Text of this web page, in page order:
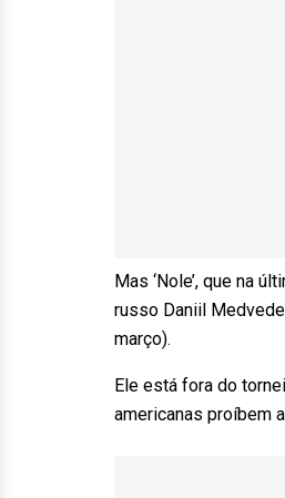
Mas ‘Nole’, que na
russo Daniil
março).
Ele está fora do
americanas proíbem